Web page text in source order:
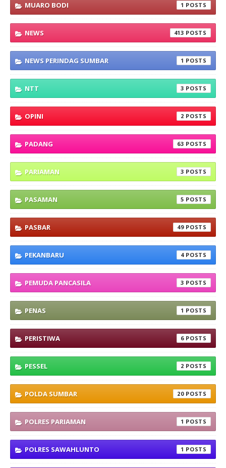
MUARO BODI 1
NEWS 413
NEWS PERINDAG SUMBAR 1
NTT 3
OPINI 2
PADANG 63
PARIAMAN 3
PASAMAN 5
PASBAR 49
PEKANBARU 4
PEMUDA PANCASILA 3
PENAS 1
PERISTIWA 6
PESSEL 2
POLDA SUMBAR 20
POLRES PARIAMAN 1
POLRES SAWAHLUNTO 1